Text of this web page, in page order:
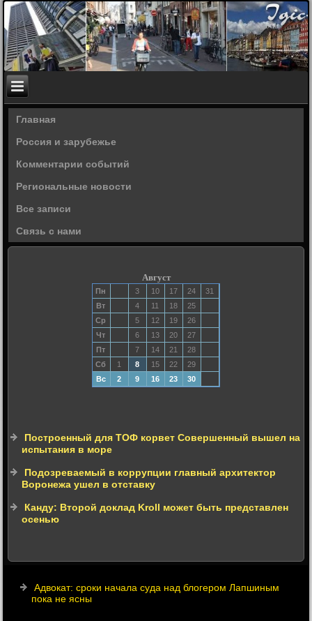
Главная
Россия и зарубежье
Комментарии событий
Региональные новости
Все записи
Связь с нами
Август
Пн 3 10 17 24
31
Вт
4 11 18
25
Ср
5 12 19
26
Чт
6 13 20
27
Пт
7 14 21
28
Сб
1 8 15 22
29
Вс
2 9 16 23 30
Построенный для ТОФ корвет Совершенный вышел на
испытания в море
Подозреваемый в коррупции главный архитектор
Воронежа ушел в отставку
Канду: Второй доклад Kroll может быть представлен
осенью
Адвокат: сроки начала суда над блогером Лапшиным
пока не ясны